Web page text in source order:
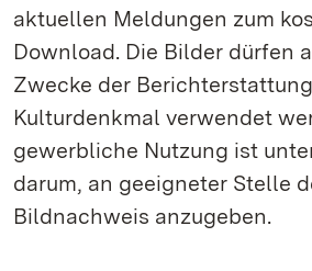
aktuellen Meldungen zum
Download. Die Bilder dürfen
Zwecke der
Kulturdenkmal verwendet
gewerbliche Nutzung ist
darum, an geeigneter Stelle
Bildnachweis anzugeben.